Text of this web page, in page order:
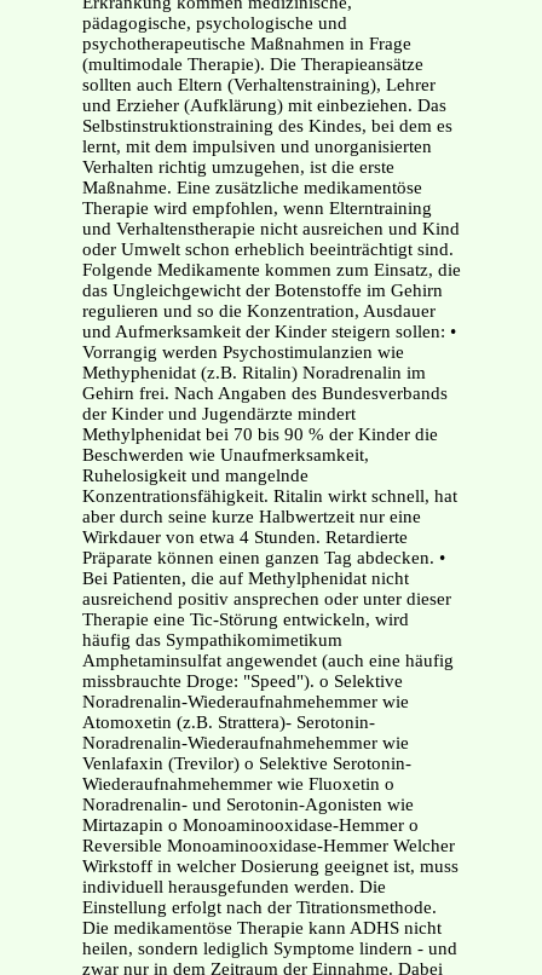
pädagogische, psychologische und
psychotherapeutische Maßnahmen in Frage
(multimodale Therapie). Die Therapieansätze
sollten auch Eltern (Verhaltenstraining), Lehrer
und Erzieher (Aufklärung) mit einbeziehen. Das
Selbstinstruktionstraining des Kindes, bei dem es
lernt, mit dem impulsiven und unorganisierten
Verhalten richtig umzugehen, ist die erste
Maßnahme. Eine zusätzliche medikamentöse
Therapie wird empfohlen, wenn Elterntraining
und Verhaltenstherapie nicht ausreichen und Kind
oder Umwelt schon erheblich beeinträchtigt sind.
Folgende Medikamente kommen zum Einsatz, die
das Ungleichgewicht der Botenstoffe im Gehirn
regulieren und so die Konzentration, Ausdauer
und Aufmerksamkeit der Kinder steigern sollen: •
Vorrangig werden Psychostimulanzien wie
Methyphenidat (z.B. Ritalin) Noradrenalin im
Gehirn frei. Nach Angaben des Bundesverbands
der Kinder und Jugendärzte mindert
Methylphenidat bei 70 bis 90 % der Kinder die
Beschwerden wie Unaufmerksamkeit,
Ruhelosigkeit und mangelnde
Konzentrationsfähigkeit. Ritalin wirkt schnell, hat
aber durch seine kurze Halbwertzeit nur eine
Wirkdauer von etwa 4 Stunden. Retardierte
Präparate können einen ganzen Tag abdecken. •
Bei Patienten, die auf Methylphenidat nicht
ausreichend positiv ansprechen oder unter dieser
Therapie eine Tic-Störung entwickeln, wird
häufig das Sympathikomimetikum
Amphetaminsulfat angewendet (auch eine häufig
missbrauchte Droge: "Speed"). o Selektive
Noradrenalin-Wiederaufnahmehemmer wie
Atomoxetin (z.B. Strattera)- Serotonin-
Noradrenalin-Wiederaufnahmehemmer wie
Venlafaxin (Trevilor) o Selektive Serotonin-
Wiederaufnahmehemmer wie Fluoxetin o
Noradrenalin- und Serotonin-Agonisten wie
Mirtazapin o Monoaminooxidase-Hemmer o
Reversible Monoaminooxidase-Hemmer Welcher
Wirkstoff in welcher Dosierung geeignet ist, muss
individuell herausgefunden werden. Die
Einstellung erfolgt nach der Titrationsmethode.
Die medikamentöse Therapie kann ADHS nicht
heilen, sondern lediglich Symptome lindern - und
zwar nur in dem Zeitraum der Einnahme. Dabei